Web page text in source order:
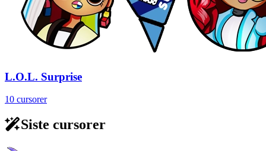
L.O.L. Surprise
10 cursorer
Siste cursorer